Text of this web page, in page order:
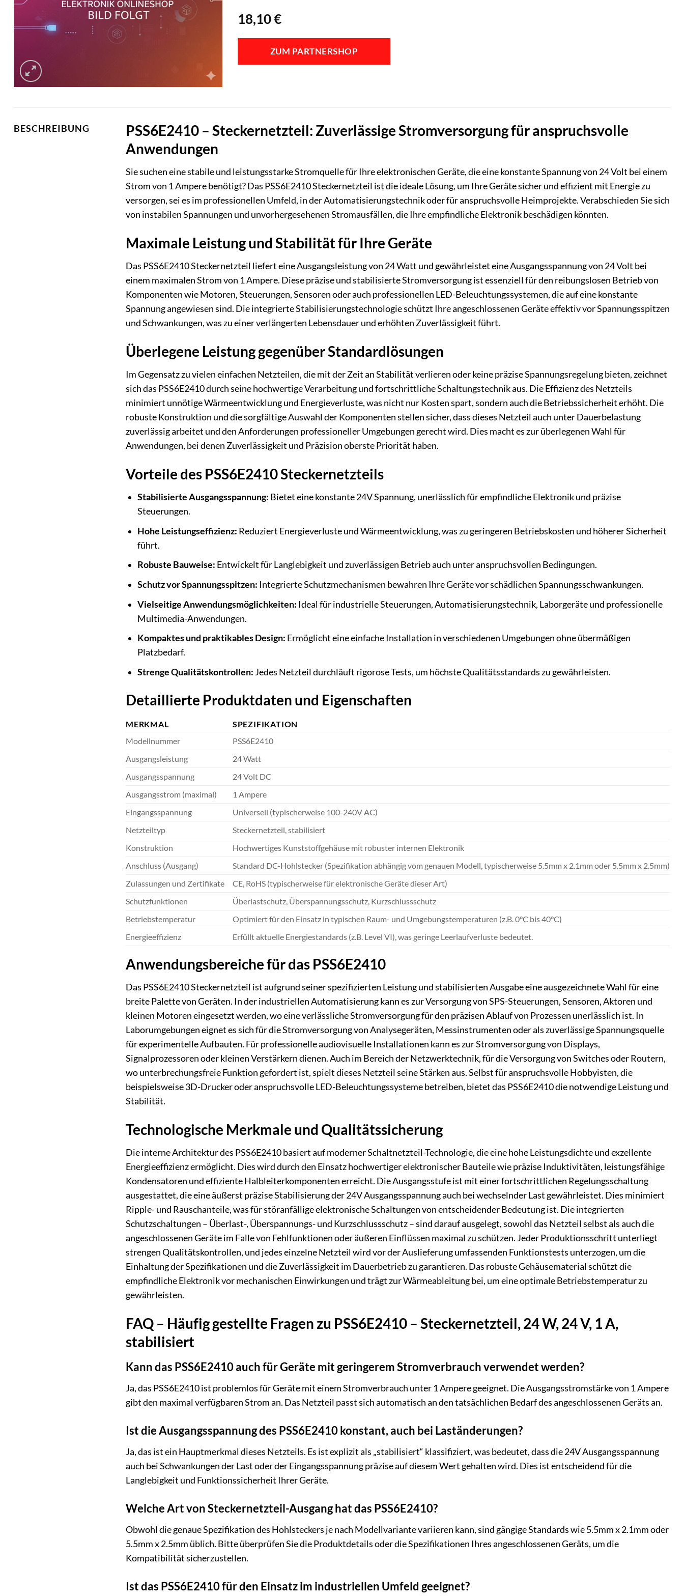
18,10€
ZUM PARTNERSHOP
BESCHREIBUNG
PSS6E2410 – Steckernetzteil: Zuverlässige Stromversorgung für anspruchsvolle
Anwendungen
Sie suchen eine stabile und leistungsstarke Stromquelle für Ihre elektronischen Geräte, die eine konstante Spannung von 24 Volt bei einem
Strom von 1 Ampere benötigt? Das PSS6E2410 Steckernetzteil ist die ideale Lösung, um Ihre Geräte sicher und effizient mit Energie zu
versorgen, sei es im professionellen Umfeld, in der Automatisierungstechnik oder für anspruchsvolle Heimprojekte. Verabschieden Sie sich
von instabilen Spannungen und unvorhergesehenen Stromausfällen, die Ihre empfindliche Elektronik beschädigen könnten.
Maximale Leistung und Stabilität für Ihre Geräte
Das PSS6E2410 Steckernetzteil liefert eine Ausgangsleistung von 24 Watt und gewährleistet eine Ausgangsspannung von 24 Volt bei
einem maximalen Strom von 1 Ampere. Diese präzise und stabilisierte Stromversorgung ist essenziell für den reibungslosen Betrieb von
Komponenten wie Motoren, Steuerungen, Sensoren oder auch professionellen LED-Beleuchtungssystemen, die auf eine konstante
Spannung angewiesen sind. Die integrierte Stabilisierungstechnologie schützt Ihre angeschlossenen Geräte effektiv vor Spannungsspitzen
und Schwankungen, was zu einer verlängerten Lebensdauer und erhöhten Zuverlässigkeit führt.
Überlegene Leistung gegenüber Standardlösungen
Im Gegensatz zu vielen einfachen Netzteilen, die mit der Zeit an Stabilität verlieren oder keine präzise Spannungsregelung bieten, zeichnet
sich das PSS6E2410 durch seine hochwertige Verarbeitung und fortschrittliche Schaltungstechnik aus. Die Effizienz des Netzteils
minimiert unnötige Wärmeentwicklung und Energieverluste, was nicht nur Kosten spart, sondern auch die Betriebssicherheit erhöht. Die
robuste Konstruktion und die sorgfältige Auswahl der Komponenten stellen sicher, dass dieses Netzteil auch unter Dauerbelastung
zuverlässig arbeitet und den Anforderungen professioneller Umgebungen gerecht wird. Dies macht es zur überlegenen Wahl für
Anwendungen, bei denen Zuverlässigkeit und Präzision oberste Priorität haben.
Vorteile des PSS6E2410 Steckernetzteils
Stabilisierte Ausgangsspannung: Bietet eine konstante 24V Spannung, unerlässlich für empfindliche Elektronik und präzise
Steuerungen.
Hohe Leistungseffizienz: Reduziert Energieverluste und Wärmeentwicklung, was zu geringeren Betriebskosten und höherer Sicherheit
führt.
Robuste Bauweise: Entwickelt für Langlebigkeit und zuverlässigen Betrieb auch unter anspruchsvollen Bedingungen.
Schutz vor Spannungsspitzen: Integrierte Schutzmechanismen bewahren Ihre Geräte vor schädlichen Spannungsschwankungen.
Vielseitige Anwendungsmöglichkeiten: Ideal für industrielle Steuerungen, Automatisierungstechnik, Laborgeräte und professionelle
Multimedia-Anwendungen.
Kompaktes und praktikables Design: Ermöglicht eine einfache Installation in verschiedenen Umgebungen ohne übermäßigen
Platzbedarf.
Strenge Qualitätskontrollen: Jedes Netzteil durchläuft rigorose Tests, um höchste Qualitätsstandards zu gewährleisten.
Detaillierte Produktdaten und Eigenschaften
MERKMAL
SPEZIFIKATION
Modellnummer
PSS6E2410
Ausgangsleistung
24 Watt
Ausgangsspannung
24 Volt DC
Ausgangsstrom (maximal)
1 Ampere
Eingangsspannung
Universell (typischerweise 100-240V AC)
Netzteiltyp
Steckernetzteil, stabilisiert
Konstruktion
Hochwertiges Kunststoffgehäuse mit robuster internen Elektronik
Anschluss (Ausgang)
Standard DC-Hohlstecker (Spezifikation abhängig vom genauen Modell, typischerweise 5.5mm x 2.1mm oder 5.5mm x 2.5mm)
Zulassungen und Zertifikate
CE, RoHS (typischerweise für elektronische Geräte dieser Art)
Schutzfunktionen
Überlastschutz, Überspannungsschutz, Kurzschlussschutz
Betriebstemperatur
Optimiert für den Einsatz in typischen Raum- und Umgebungstemperaturen (z.B. 0°C bis 40°C)
Energieeffizienz
Erfüllt aktuelle Energiestandards (z.B. Level VI), was geringe Leerlaufverluste bedeutet.
Anwendungsbereiche für das PSS6E2410
Das PSS6E2410 Steckernetzteil ist aufgrund seiner spezifizierten Leistung und stabilisierten Ausgabe eine ausgezeichnete Wahl für eine
breite Palette von Geräten. In der industriellen Automatisierung kann es zur Versorgung von SPS-Steuerungen, Sensoren, Aktoren und
kleinen Motoren eingesetzt werden, wo eine verlässliche Stromversorgung für den präzisen Ablauf von Prozessen unerlässlich ist. In
Laborumgebungen eignet es sich für die Stromversorgung von Analysegeräten, Messinstrumenten oder als zuverlässige Spannungsquelle
für experimentelle Aufbauten. Für professionelle audiovisuelle Installationen kann es zur Stromversorgung von Displays,
Signalprozessoren oder kleinen Verstärkern dienen. Auch im Bereich der Netzwerktechnik, für die Versorgung von Switches oder Routern,
wo unterbrechungsfreie Funktion gefordert ist, spielt dieses Netzteil seine Stärken aus. Selbst für anspruchsvolle Hobbyisten, die
beispielsweise 3D-Drucker oder anspruchsvolle LED-Beleuchtungssysteme betreiben, bietet das PSS6E2410 die notwendige Leistung und
Stabilität.
Technologische Merkmale und Qualitätssicherung
Die interne Architektur des PSS6E2410 basiert auf moderner Schaltnetzteil-Technologie, die eine hohe Leistungsdichte und exzellente
Energieeffizienz ermöglicht. Dies wird durch den Einsatz hochwertiger elektronischer Bauteile wie präzise Induktivitäten, leistungsfähige
Kondensatoren und effiziente Halbleiterkomponenten erreicht. Die Ausgangsstufe ist mit einer fortschrittlichen Regelungsschaltung
ausgestattet, die eine äußerst präzise Stabilisierung der 24V Ausgangsspannung auch bei wechselnder Last gewährleistet. Dies minimiert
Ripple- und Rauschanteile, was für störanfällige elektronische Schaltungen von entscheidender Bedeutung ist. Die integrierten
Schutzschaltungen – Überlast-, Überspannungs- und Kurzschlussschutz – sind darauf ausgelegt, sowohl das Netzteil selbst als auch die
angeschlossenen Geräte im Falle von Fehlfunktionen oder äußeren Einflüssen maximal zu schützen. Jeder Produktionsschritt unterliegt
strengen Qualitätskontrollen, und jedes einzelne Netzteil wird vor der Auslieferung umfassenden Funktionstests unterzogen, um die
Einhaltung der Spezifikationen und die Zuverlässigkeit im Dauerbetrieb zu garantieren. Das robuste Gehäusematerial schützt die
empfindliche Elektronik vor mechanischen Einwirkungen und trägt zur Wärmeableitung bei, um eine optimale Betriebstemperatur zu
gewährleisten.
FAQ – Häufig gestellte Fragen zu PSS6E2410 – Steckernetzteil, 24 W, 24 V, 1 A,
stabilisiert
Kann das PSS6E2410 auch für Geräte mit geringerem Stromverbrauch verwendet werden?
Ja, das PSS6E2410 ist problemlos für Geräte mit einem Stromverbrauch unter 1 Ampere geeignet. Die Ausgangsstromstärke von 1 Ampere
gibt den maximal verfügbaren Strom an. Das Netzteil passt sich automatisch an den tatsächlichen Bedarf des angeschlossenen Geräts an.
Ist die Ausgangsspannung des PSS6E2410 konstant, auch bei Laständerungen?
Ja, das ist ein Hauptmerkmal dieses Netzteils. Es ist explizit als „stabilisiert“ klassifiziert, was bedeutet, dass die 24V Ausgangsspannung
auch bei Schwankungen der Last oder der Eingangsspannung präzise auf diesem Wert gehalten wird. Dies ist entscheidend für die
Langlebigkeit und Funktionssicherheit Ihrer Geräte.
Welche Art von Steckernetzteil-Ausgang hat das PSS6E2410?
Obwohl die genaue Spezifikation des Hohlsteckers je nach Modellvariante variieren kann, sind gängige Standards wie 5.5mm x 2.1mm oder
5.5mm x 2.5mm üblich. Bitte überprüfen Sie die Produktdetails oder die Spezifikationen Ihres angeschlossenen Geräts, um die
Kompatibilität sicherzustellen.
Ist das PSS6E2410 für den Einsatz im industriellen Umfeld geeignet?